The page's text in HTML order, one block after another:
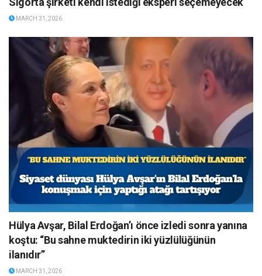
MARCH 31, 2026
Hülya Avşar, Bilal Erdoğan’ı önce izledi sonra yanına
koştu: “Bu sahne muktedirin iki yüzlülüğünün
ilanıdır”
MARCH 31, 2026